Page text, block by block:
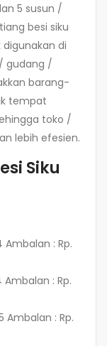
5 susun /
besi siku
di
gudang /
barang-
tempat
toko /
lebih efesien.
Siku
Ambalan : Rp.
Ambalan : Rp.
Ambalan : Rp.